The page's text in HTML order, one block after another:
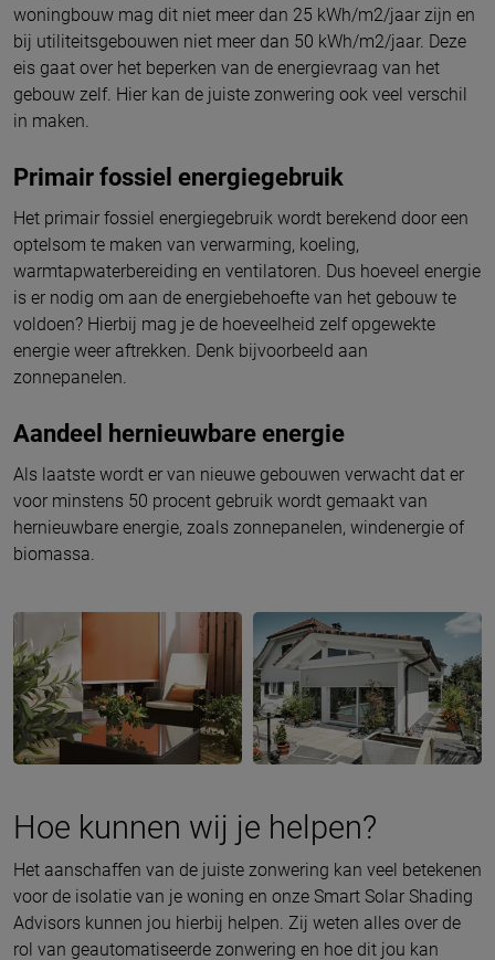
woningbouw mag dit niet meer dan 25 kWh/m2/jaar zijn en
bij utiliteitsgebouwen niet meer dan 50 kWh/m2/jaar. Deze
eis gaat over het beperken van de energievraag van het
gebouw zelf. Hier kan de juiste zonwering ook veel verschil
in maken.
Primair fossiel energiegebruik
Het primair fossiel energiegebruik wordt berekend door een
optelsom te maken van verwarming, koeling,
warmtapwaterbereiding en ventilatoren. Dus hoeveel energie
is er nodig om aan de energiebehoefte van het gebouw te
voldoen? Hierbij mag je de hoeveelheid zelf opgewekte
energie weer aftrekken. Denk bijvoorbeeld aan
zonnepanelen.
Aandeel hernieuwbare energie
Als laatste wordt er van nieuwe gebouwen verwacht dat er
voor minstens 50 procent gebruik wordt gemaakt van
hernieuwbare energie, zoals zonnepanelen, windenergie of
biomassa.
Hoe kunnen wij je helpen?
Het aanschaffen van de juiste zonwering kan veel betekenen
voor de isolatie van je woning en onze Smart Solar Shading
Advisors kunnen jou hierbij helpen. Zij weten alles over de
rol van geautomatiseerde zonwering en hoe dit jou kan